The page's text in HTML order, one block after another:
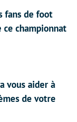
fans de foot
championnat
vous aider à
de votre